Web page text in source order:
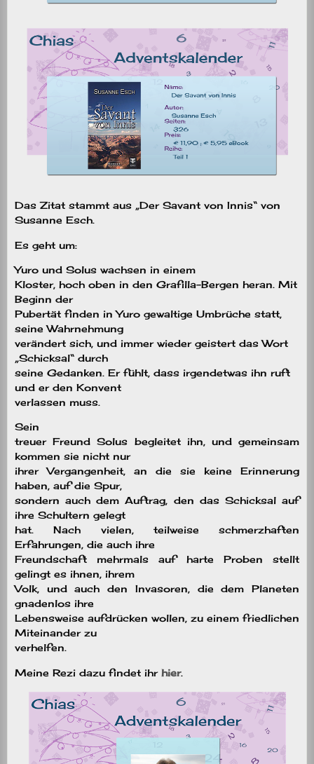
Das Zitat stammt aus „Der Savant von Innis“ von
Susanne Esch.
Es geht um:
Yuro und Solus wachsen in einem
Kloster, hoch oben in den Grafilla-Bergen heran. Mit
Beginn der
Pubertät finden in Yuro gewaltige Umbrüche statt,
seine Wahrnehmung
verändert sich, und immer wieder geistert das Wort
„Schicksal“ durch
seine Gedanken. Er fühlt, dass irgendetwas ihn ruft
und er den Konvent
verlassen muss.
Sein
treuer Freund Solus begleitet ihn, und gemeinsam
kommen sie nicht nur
ihrer Vergangenheit, an die sie keine Erinnerung
haben, auf die Spur,
sondern auch dem Auftrag, den das Schicksal auf
ihre Schultern gelegt
hat. Nach vielen, teilweise schmerzhaften
Erfahrungen, die auch ihre
Freundschaft mehrmals auf harte Proben stellt
gelingt es ihnen, ihrem
Volk, und auch den Invasoren, die dem Planeten
gnadenlos ihre
Lebensweise aufdrücken wollen, zu einem friedlichen
Miteinander zu
verhelfen.
Meine Rezi dazu findet ihr hier.